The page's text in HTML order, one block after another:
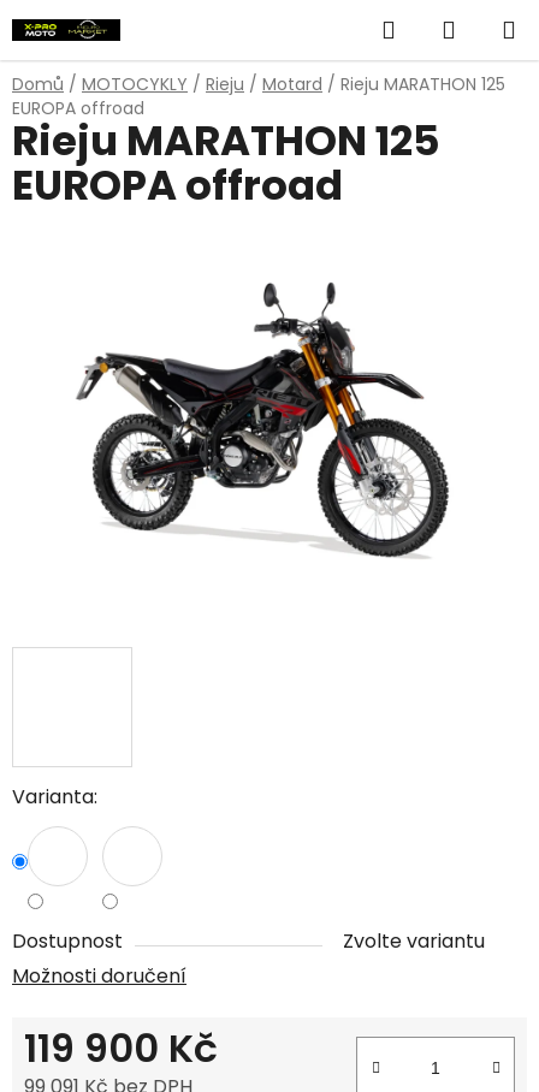
na
obsah
Hledat
KOŠÍK
Domů / MOTOCYKLY / Rieju / Motard / Rieju MARATHON 125
EUROPA offroad
Varianta:
Dostupnost
Zvolte variantu
Možnosti doručení
119 900 Kč
Rieju MARATHON 125
EUROPA offroad